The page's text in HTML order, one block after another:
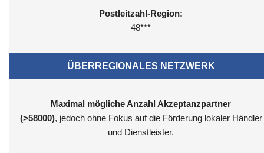
Postleitzahl-Region:
48***
ÜBERREGIONALES NETZWERK
Maximal mögliche Anzahl Akzeptanzpartner
(>58000), jedoch ohne Fokus auf die Förderung lokaler Händler
und Dienstleister.